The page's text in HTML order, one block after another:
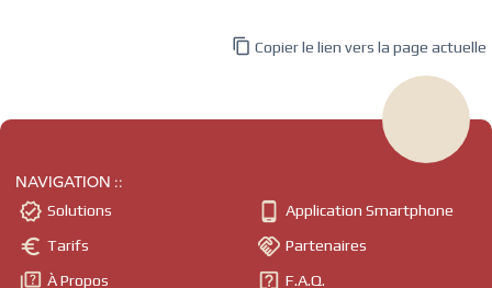
 Copier le lien vers la page actuelle
NAVIGATION ::
 Solutions
 Tarifs
 À Propos
 Application Smartphone
 Partenaires
 F.A.Q.